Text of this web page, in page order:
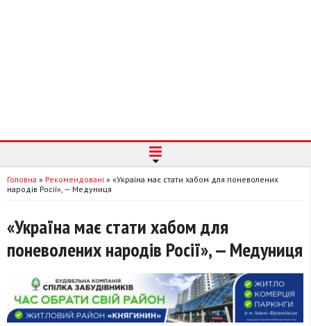
Головна » Рекомендовані » «Україна має стати хабом для поневолених
народів Росії», — Медуниця
«Україна має стати хабом для
поневолених народів Росії», — Медуниця